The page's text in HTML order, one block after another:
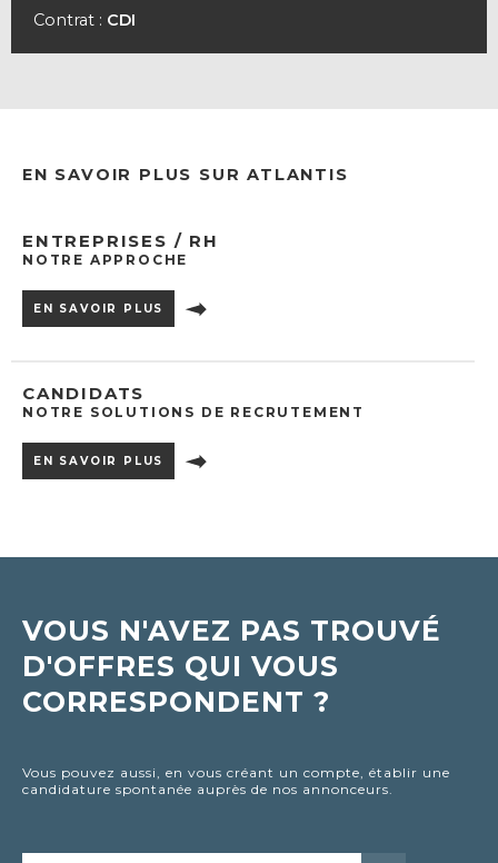
Contrat : CDI
EN SAVOIR PLUS SUR ATLANTIS
ENTREPRISES / RH
NOTRE APPROCHE
EN SAVOIR PLUS
CANDIDATS
NOTRE SOLUTIONS DE RECRUTEMENT
EN SAVOIR PLUS
VOUS N'AVEZ PAS TROUVÉ
D'OFFRES QUI VOUS
CORRESPONDENT ?
Vous pouvez aussi, en vous créant un compte, établir une
candidature spontanée auprès de nos annonceurs.